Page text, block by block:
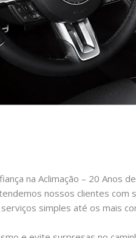
na Aclimação – 20 Anos
nossos clientes
simples até os mais